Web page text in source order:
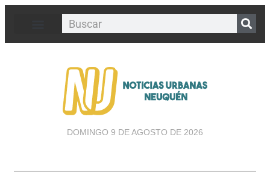
DOMINGO 9 DE AGOSTO DE 2026